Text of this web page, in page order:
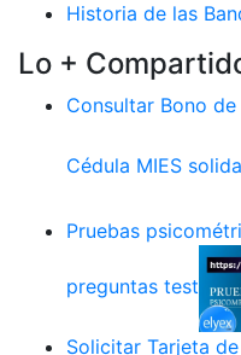
Historia de las
Lo +
Consultar Bono
Cédula MIES
Pruebas
preguntas test
Solicitar Tarjeta